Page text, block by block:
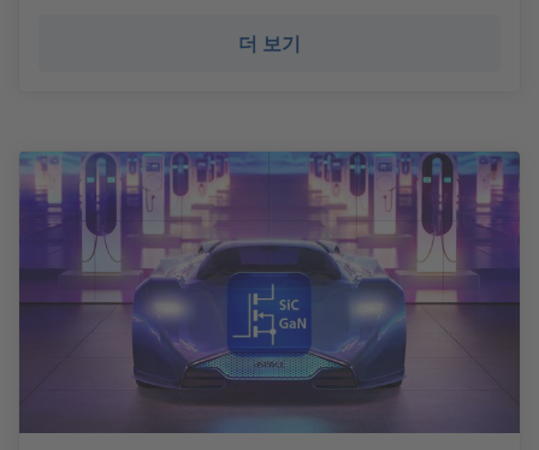
더 보기